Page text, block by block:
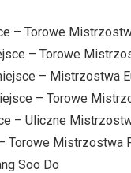
– Torowe
– Torowe
– Mistrzostwa
– Torowe
– Uliczne
Torowe Mistrzostwa
Soo Do